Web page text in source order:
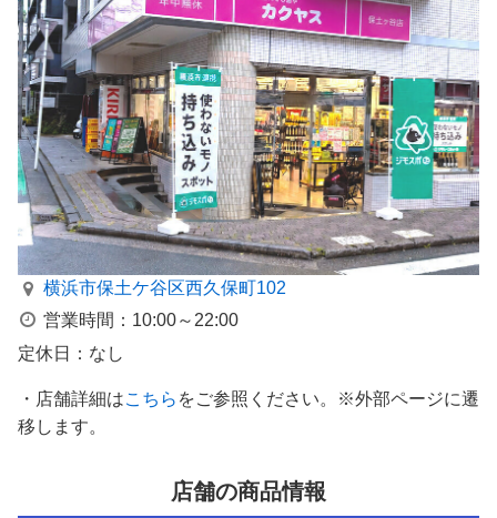
横浜市保土ケ谷区西久保町102
営業時間：10:00～22:00
定休日：なし
・店舗詳細はこちら をご参照ください。※外部ページに遷
移します。
店舗の商品情報